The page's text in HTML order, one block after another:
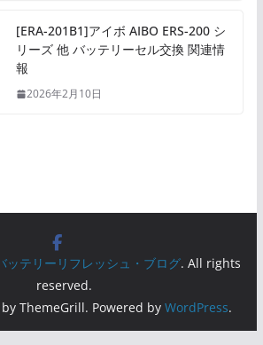
[ERA-201B1]アイボ AIBO ERS-200 シ
リーズ 他 バッテリーセル交換 関連情
報
2026年2月10日
ッテリーリフレッシュ・ブログ. All rights
reserved.
ThemeGrill. Powered by WordPress.